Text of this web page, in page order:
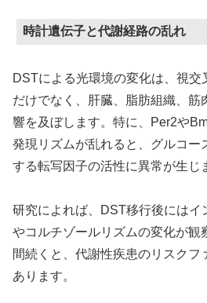
時計遺伝子と代謝経路の乱れ
DSTによる光環境の変化は、視交
だけでなく、肝臓、脂肪組織、筋
響を及ぼします。特に、Per2や
発現リズムが乱れると、グルコー
する転写因子の活性に異常が生じ
研究によれば、DST移行後にはイ
やコルチゾールリズムの変化が観
間続くと、代謝性疾患のリスクフ
あります。